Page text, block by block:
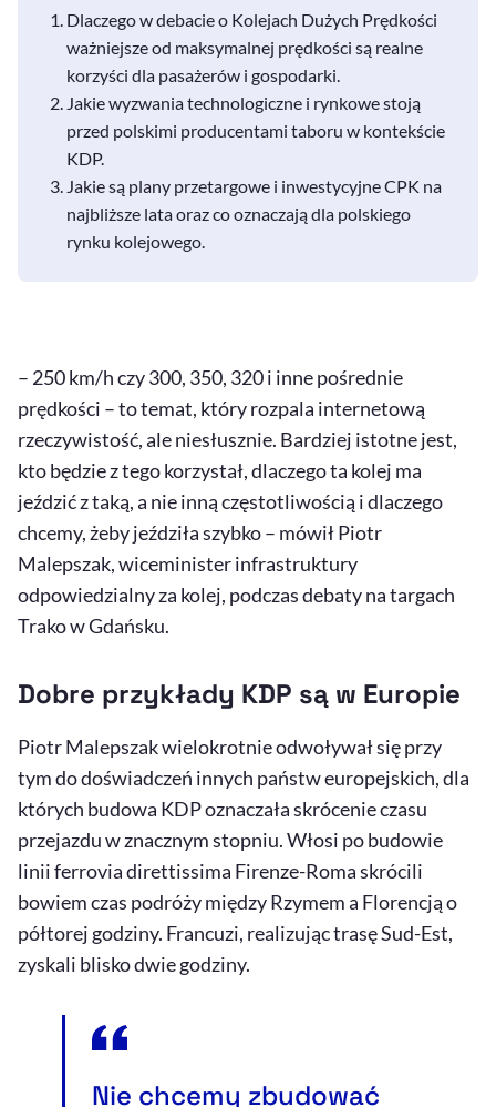
Dlaczego w debacie o Kolejach Dużych Prędkości
ważniejsze od maksymalnej prędkości są realne
korzyści dla pasażerów i gospodarki.
Jakie wyzwania technologiczne i rynkowe stoją
przed polskimi producentami taboru w kontekście
KDP.
Jakie są plany przetargowe i inwestycyjne CPK na
najbliższe lata oraz co oznaczają dla polskiego
rynku kolejowego.
– 250 km/h czy 300, 350, 320 i inne pośrednie
prędkości – to temat, który rozpala internetową
rzeczywistość, ale niesłusznie. Bardziej istotne jest,
kto będzie z tego korzystał, dlaczego ta kolej ma
jeździć z taką, a nie inną częstotliwością i dlaczego
chcemy, żeby jeździła szybko – mówił Piotr
Malepszak, wiceminister infrastruktury
odpowiedzialny za kolej, podczas debaty na targach
Trako w Gdańsku.
Dobre przykłady KDP są w Europie
Piotr Malepszak wielokrotnie odwoływał się przy
tym do doświadczeń innych państw europejskich, dla
których budowa KDP oznaczała skrócenie czasu
przejazdu w znacznym stopniu. Włosi po budowie
linii ferrovia direttissima Firenze-Roma skrócili
bowiem czas podróży między Rzymem a Florencją o
półtorej godziny. Francuzi, realizując trasę Sud-Est,
zyskali blisko dwie godziny.
Nie chcemy zbudować